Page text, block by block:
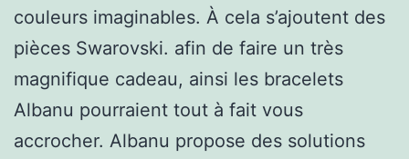
couleurs imaginables. À cela s’ajoutent des
pièces Swarovski. afin de faire un très
magnifique cadeau, ainsi les bracelets
Albanu pourraient tout à fait vous
accrocher. Albanu propose des solutions